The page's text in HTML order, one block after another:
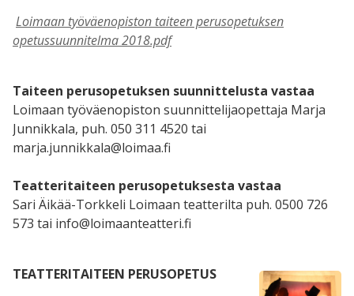
Loimaan työväenopiston taiteen perusopetuksen
opetussuunnitelma 2018.pdf
Taiteen perusopetuksen suunnittelusta vastaa
Loimaan työväenopiston suunnittelijaopettaja Marja
Junnikkala, puh. 050 311 4520 tai
marja.junnikkala@loimaa.fi
Teatteritaiteen perusopetuksesta vastaa
Sari Äikää-Torkkeli Loimaan teatterilta puh. 0500 726
573 tai info@loimaanteatteri.fi
TEATTERITAITEEN PERUSOPETUS